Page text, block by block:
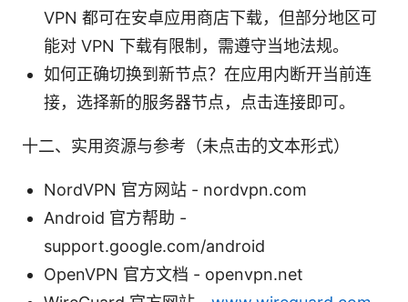
VPN 都可在安卓应用商店下载，但部分地区可
能对 VPN 下载有限制，需遵守当地法规。
如何正确切换到新节点？在应用内断开当前连
接，选择新的服务器节点，点击连接即可。
十二、实用资源与参考（未点击的文本形式）
NordVPN 官方网站 - nordvpn.com
Android 官方帮助 -
support.google.com/android
OpenVPN 官方文档 - openvpn.net